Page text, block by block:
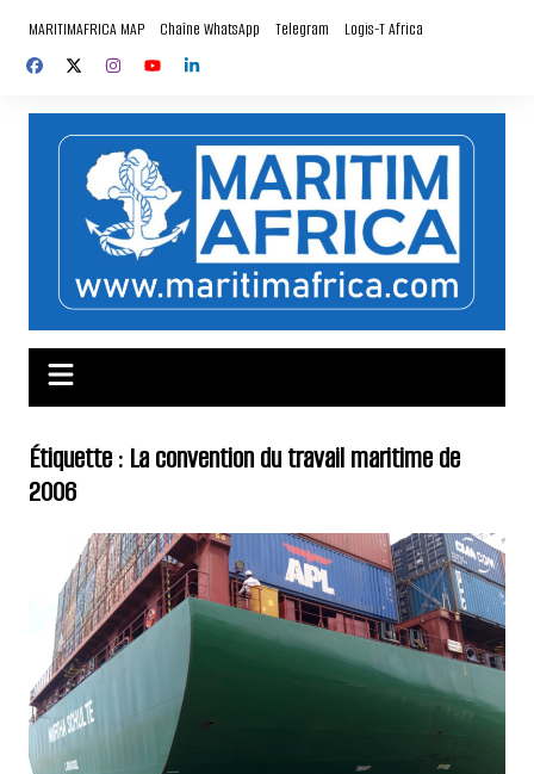
contenu
MARITIMAFRICA MAP Chaîne WhatsApp Telegram Logis-T Africa
Étiquette : La convention du travail maritime de
2006